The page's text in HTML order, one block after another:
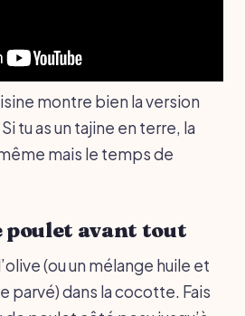
montre bien la version
tu as un tajine en terre, la
mais le temps de
poulet avant tout
(ou un mélange huile et
parvé) dans la cocotte. Fais